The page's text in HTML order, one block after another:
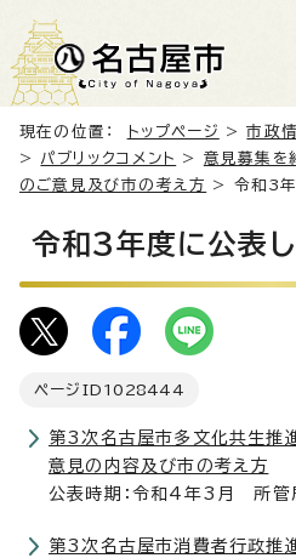
現在の位置： トップページ >市政
> パブリックコメント > 意見募集を
のご意見及び市の考え方
> 令和3年
令和3年度に公表
ページID 1028444
第3次名古屋市多文化共生推
意見の内容及び市の考え方
公表時期：令和4年3月 所管
第3次名古屋市消費者行政推